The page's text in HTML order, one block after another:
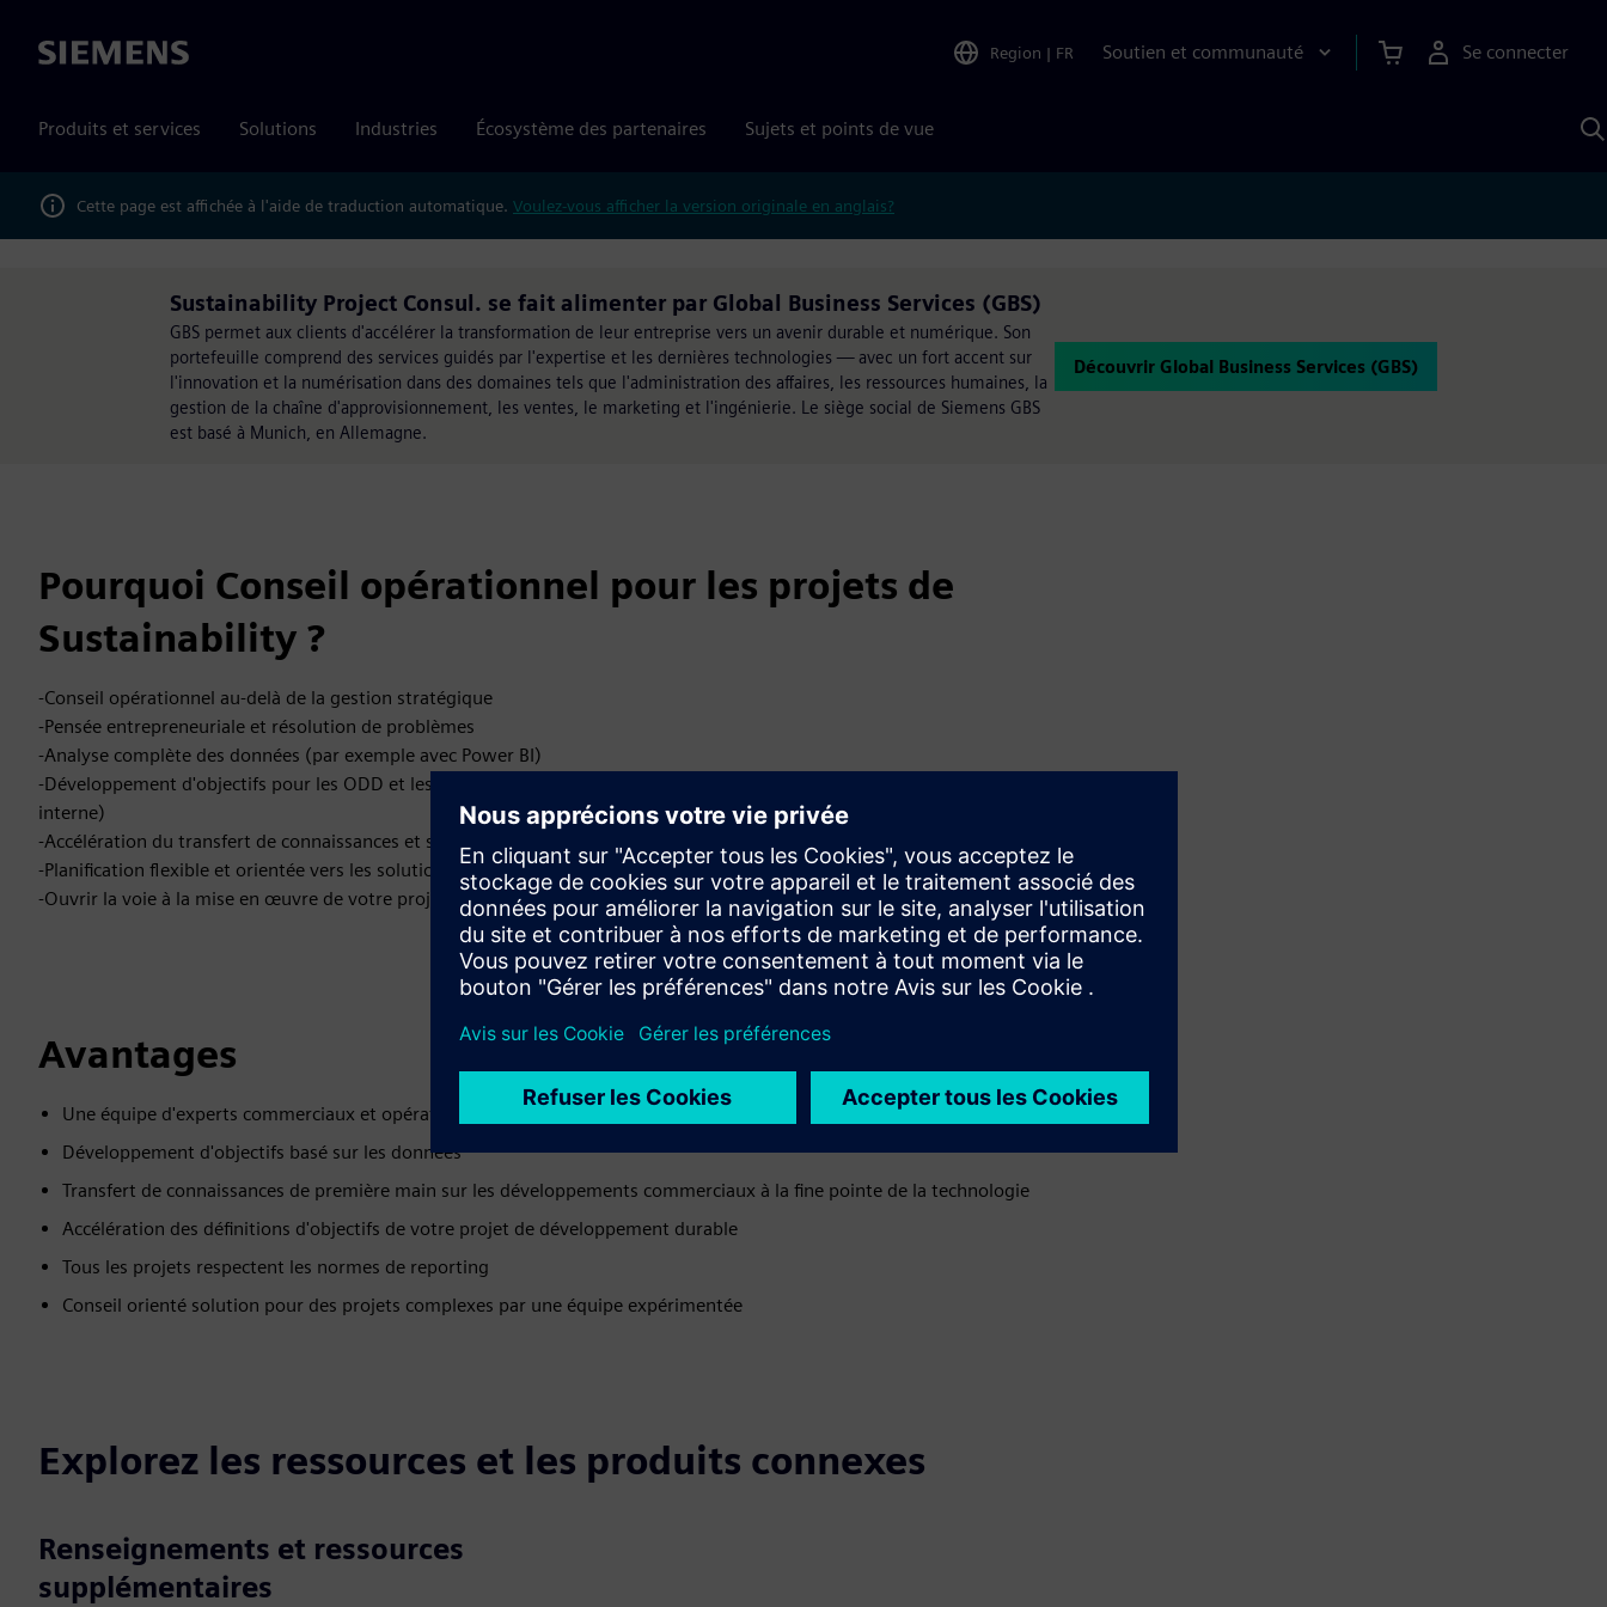
Siemens Region | FR Soutien et communauté Se connecter
Produits et services Solutions Industries Écosystème des partenaires Sujets et points de vue
Cette page est affichée à l'aide de traduction automatique. Voulez-vous afficher la version originale en anglais?
Sustainability Project Consul. se fait alimenter par Global Business Services (GBS)
GBS permet aux clients d'accélérer la transformation de leur entreprise vers un avenir durable et numérique. Son
portefeuille comprend des services guidés par l'expertise et les dernières technologies — avec un fort accent sur
l'innovation et la numérisation dans des domaines tels que l'administration des affaires, les ressources humaines, la
gestion de la chaîne d'approvisionnement, les ventes, le marketing et l'ingénierie. Le siège social de Siemens GBS
est basé à Munich, en Allemagne.
Découvrir Global Business Services (GBS)
Pourquoi Conseil opérationnel pour les projets de
Sustainability ?
-Conseil opérationnel au-delà de la gestion stratégique
-Pensée entrepreneuriale et résolution de problèmes
-Analyse complète des données (par exemple avec Power BI)
-Développement d'objectifs pour les ODD et les IDG (Objectifs de développement durable et objectifs de développement
interne)
-Accélération du transfert de connaissances et sensibilisation
-Planification flexible et orientée vers les solutions
-Ouvrir la voie à la mise en œuvre de votre projet
Avantages
Une équipe d'experts commerciaux et opérationnels soutenant vos projets
Développement d'objectifs basé sur les données
Transfert de connaissances de première main sur les développements commerciaux à la fine pointe de la technologie
Accélération des définitions d'objectifs de votre projet de développement durable
Tous les projets respectent les normes de reporting
Conseil orienté solution pour des projets complexes par une équipe expérimentée
Explorez les ressources et les produits connexes
Renseignements et ressources
supplémentaires